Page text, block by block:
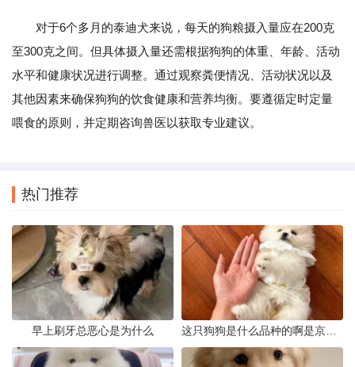
对于6个多月的泰迪犬来说，每天的狗粮摄入量应在200克
至300克之间。但具体摄入量还需根据狗狗的体重、年龄、活动
水平和健康状况进行调整。通过观察粪便情况、活动状况以及
其他因素来确保狗狗的饮食健康和营养均衡。要遵循定时定量
喂食的原则，并定期咨询兽医以获取专业建议。
热门推荐
早上刷牙总恶心是为什么